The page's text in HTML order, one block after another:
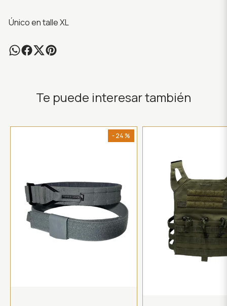
Único en talle XL
Te puede interesar también
- 24 %